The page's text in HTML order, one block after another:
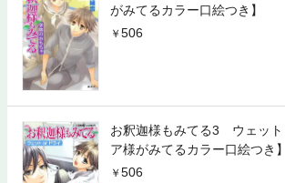
がみてるカラー口絵つき】
506
お釈迦様もみてる3 ウェット
ア様がみてるカラー口絵つき】
506